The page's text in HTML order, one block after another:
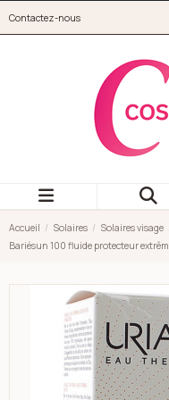
Contactez-nous
Accueil Solaires Solaires visage
Bariésun 100 fluide protecteur